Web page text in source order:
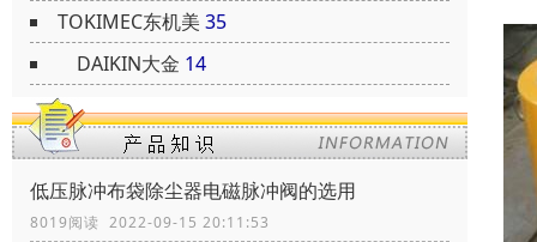
TOKIMEC东机美 35
DAIKIN大金 14
低压脉冲布袋除尘器电磁脉冲阀的选用
8019阅读 2022-09-15 20:11:53